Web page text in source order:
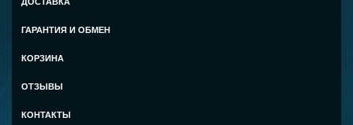
ГАРАНТИЯ И ОБМЕН
КОРЗИНА
ОТЗЫВЫ
КОНТАКТЫ